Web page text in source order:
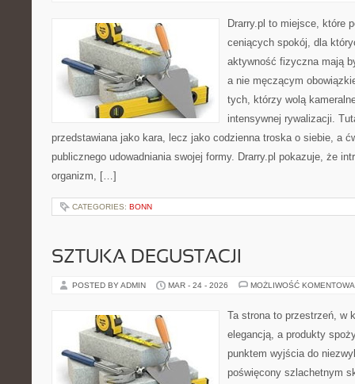
Drarry.pl to miejsce, które
ceniących spokój, dla
aktywność fizyczna mają
a nie męczącym
tych, którzy wolą
intensywnej rywalizacji.
przedstawiana jako kara, lecz jako codzienna troska o siebie, a
publicznego udowadniania swojej formy. Drarry.pl pokazuje, że
organizm, […]
CATEGORIES: BONN
SZTUKA DEGUSTACJI
POSTED BY ADMIN MAR - 24 - 2026 MOŻLIWOŚĆ
Ta strona to przestrzeń, w
elegancją, a produkty
punktem wyjścia do
poświęcony szlachetnym